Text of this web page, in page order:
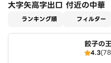
大字矢高字出口 付近の中華
ランキング順 フィルター
餃子の
4.3